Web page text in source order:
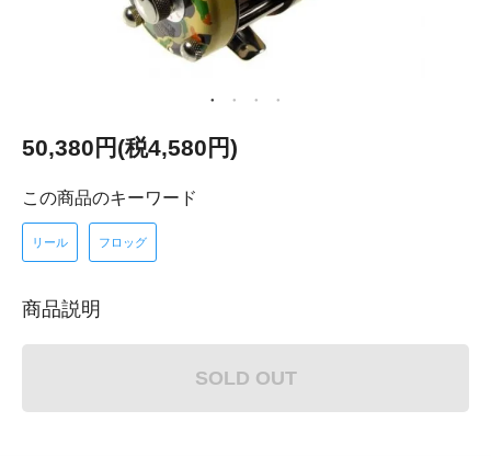
50,380円(税4,580円)
この商品のキーワード
リール フロッグ
商品説明
SOLD OUT